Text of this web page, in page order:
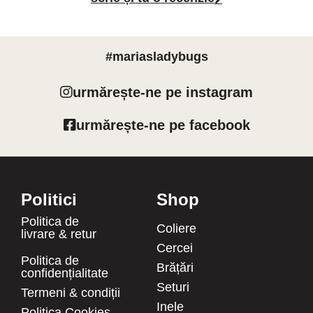
#mariasladybugs
urmărește-ne pe instagram
urmărește-ne pe facebook
Politici
Politica de
livrare & retur
Politica de
confidențialitate
Termeni & condiții
Shop
Coliere
Cercei
Brățări
Seturi
Inele